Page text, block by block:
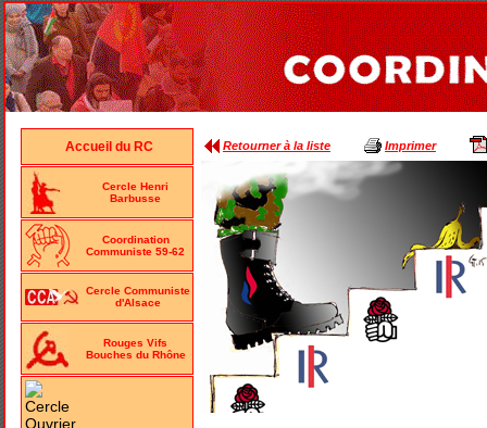
Accueil du RC
Cercle Henri
Barbusse
Coordination
Communiste 59-62
Cercle Communiste
d'Alsace
Rouges Vifs
Bouches du Rhône
Retourner à la liste Imprimer